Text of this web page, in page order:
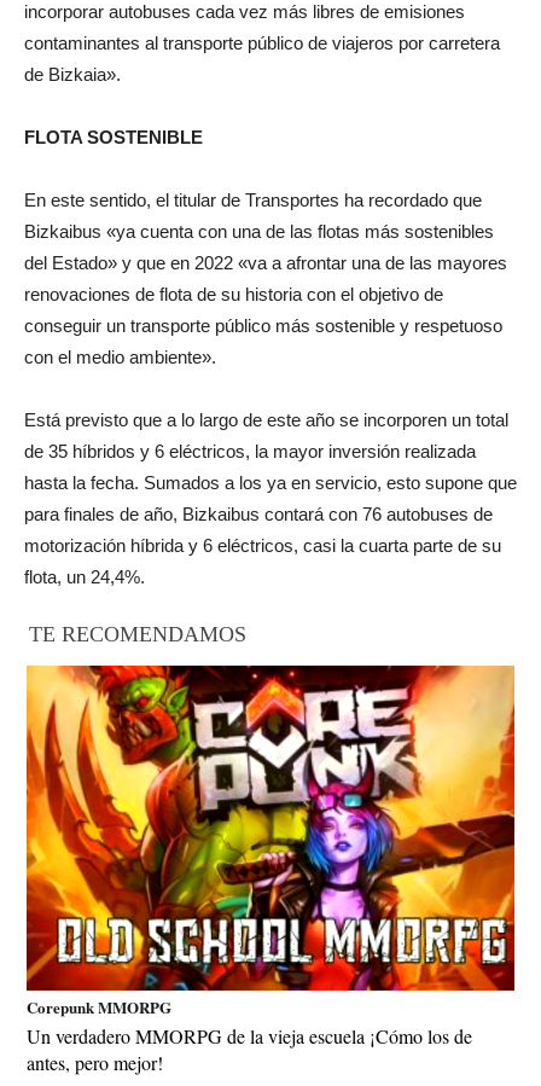
incorporar autobuses cada vez más libres de emisiones
contaminantes al transporte público de viajeros por carretera
de Bizkaia».
FLOTA SOSTENIBLE
En este sentido, el titular de Transportes ha recordado que
Bizkaibus «ya cuenta con una de las flotas más sostenibles
del Estado» y que en 2022 «va a afrontar una de las mayores
renovaciones de flota de su historia con el objetivo de
conseguir un transporte público más sostenible y respetuoso
con el medio ambiente».
Está previsto que a lo largo de este año se incorporen un total
de 35 híbridos y 6 eléctricos, la mayor inversión realizada
hasta la fecha. Sumados a los ya en servicio, esto supone que
para finales de año, Bizkaibus contará con 76 autobuses de
motorización híbrida y 6 eléctricos, casi la cuarta parte de su
flota, un 24,4%.
TE RECOMENDAMOS
Corepunk MMORPG
Un verdadero MMORPG de la vieja escuela ¡Cómo los de
antes, pero mejor!